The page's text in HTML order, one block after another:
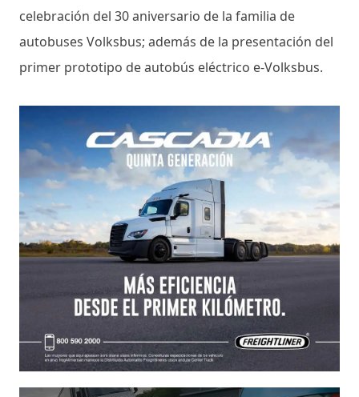
celebración del 30 aniversario de la familia de
autobuses Volksbus; además de la presentación del
primer prototipo de autobús eléctrico e-Volksbus.